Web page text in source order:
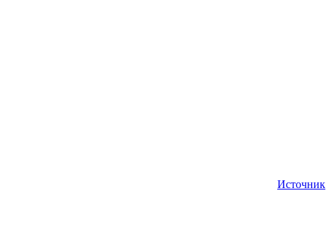
Источник